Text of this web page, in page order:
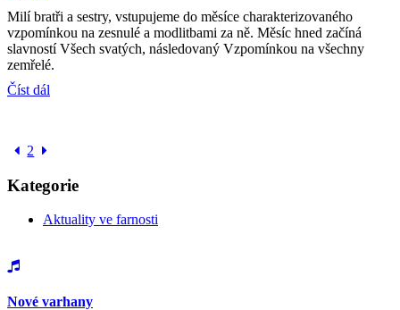
Milí bratři a sestry, vstupujeme do měsíce charakterizovaného
vzpomínkou na zesnulé a modlitbami za ně. Měsíc hned začíná
slavností Všech svatých, následovaný Vzpomínkou na všechny
zemřelé.
Číst dál
2
Kategorie
Aktuality ve farnosti
Nové varhany